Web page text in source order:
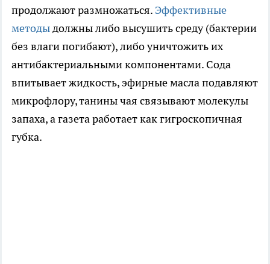
продолжают размножаться. Эффективные
методыдолжны либо высушить среду (бактерии
без влаги погибают), либо уничтожить их
антибактериальными компонентами. Сода
впитывает жидкость, эфирные масла подавляют
микрофлору, танины чая связывают молекулы
запаха, а газета работает как гигроскопичная
губка.